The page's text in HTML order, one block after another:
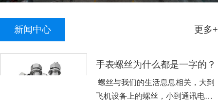
新闻中心 更多+
手表螺丝为什么都是一字的？
螺丝与我们的生活息息相关，大到
飞机设备上的螺丝，小到通讯电子